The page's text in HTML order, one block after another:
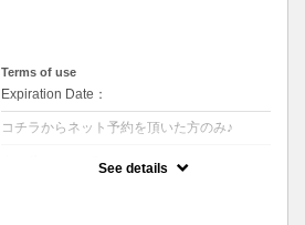
Terms of use
Expiration Date：
コチラからネット予約を頂いた方のみ♪
See details